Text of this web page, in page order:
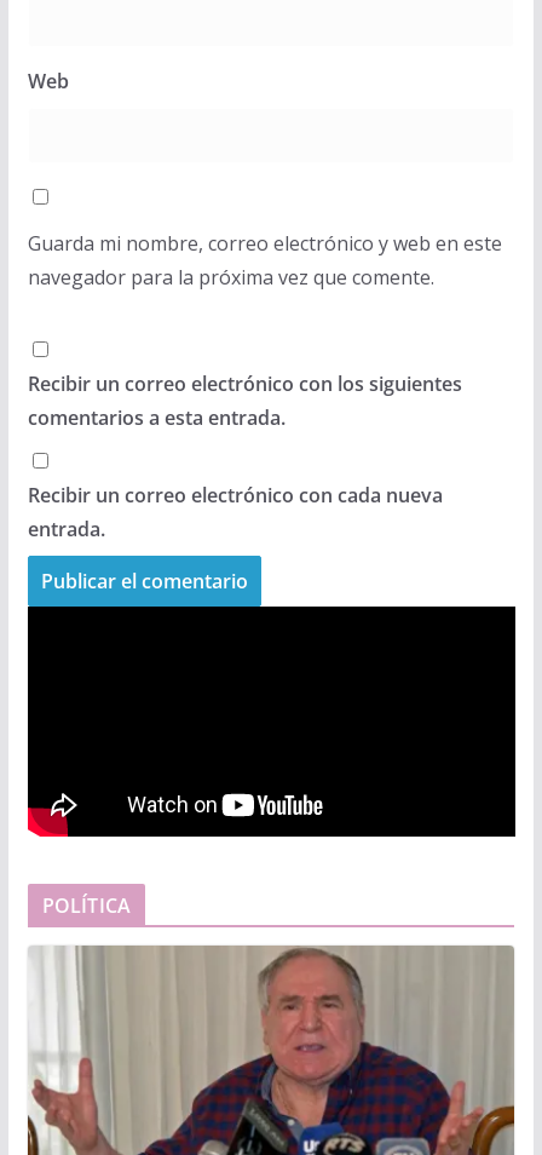
Web
Guarda mi nombre, correo electrónico y web en este
navegador para la próxima vez que comente.
Recibir un correo electrónico con los siguientes
comentarios a esta entrada.
Recibir un correo electrónico con cada nueva
entrada.
POLÍTICA